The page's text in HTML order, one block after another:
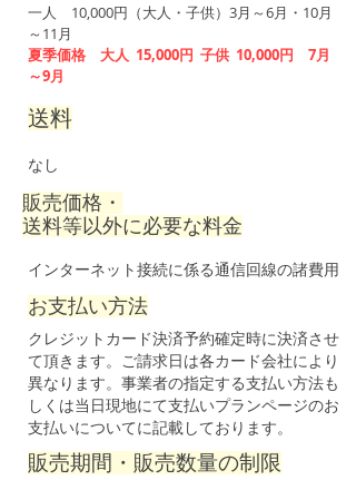
一人 10,000円（大人・子供）3月～6月・10月
～11月
​夏季価格 大人 15,000円 子供 10,000円 7月
～9月
送料
なし
販売価格・
送料等以外に必要な料金
インターネット接続に係る通信回線の諸費用
お支払い方法
クレジットカード決済予約確定時に決済させ
て頂きます。ご請求日は各カード会社により
異なります。事業者の指定する支払い方法も
しくは当日現地にて支払いプランページのお
支払いについてに記載しております。
販売期間・販売数量の制限